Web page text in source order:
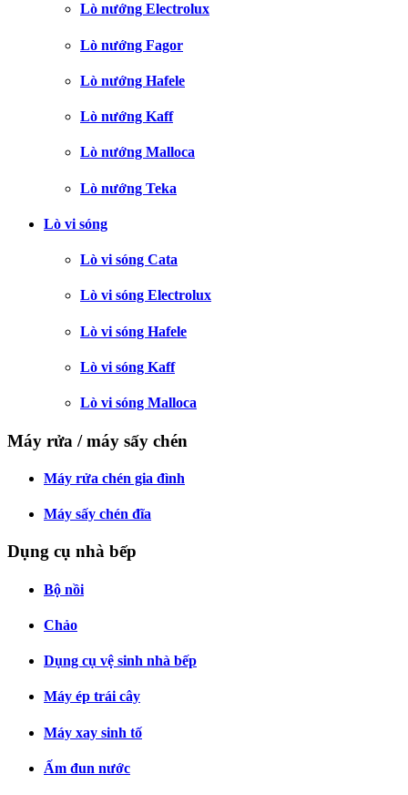
Lò nướng Electrolux
Lò nướng Fagor
Lò nướng Hafele
Lò nướng Kaff
Lò nướng Malloca
Lò nướng Teka
Lò vi sóng
Lò vi sóng Cata
Lò vi sóng Electrolux
Lò vi sóng Hafele
Lò vi sóng Kaff
Lò vi sóng Malloca
Máy rửa / máy sấy chén
Máy rửa chén gia đình
Máy sấy chén đĩa
Dụng cụ nhà bếp
Bộ nồi
Chảo
Dụng cụ vệ sinh nhà bếp
Máy ép trái cây
Máy xay sinh tố
Ấm đun nước